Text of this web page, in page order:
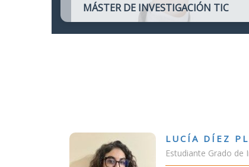
MÁSTER DE INVESTIGACIÓN TIC
DÍEZ PLATERO
Grado de Ing.Tecnologías Telecomunicación